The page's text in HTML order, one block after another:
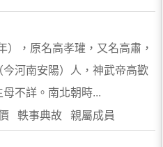
，原名高孝瓘，又名高肅，
河南安陽）人，神武帝高歡
不詳。南北朝時...
軼事典故 親屬成員